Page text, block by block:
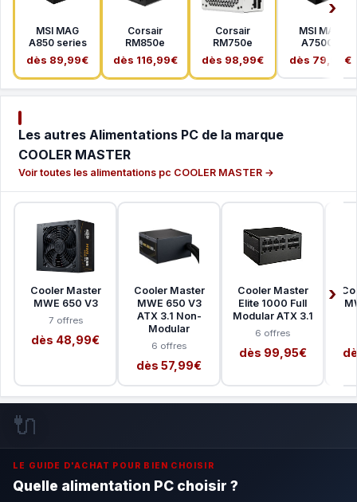
MSI MAG
A850 series
dès 89,99€
Corsair
RM850e
dès 116,99€
Corsair
RM750e
dès 98,99€
MSI MAG
A750GL
dès 79,99€
Les autres Alimentations PC de la marque
COOLER MASTER
Voir toutes les alimentations pc COOLER MASTER →
Cooler Master
MWE 650 V3
7 offres
dès 48,99€
Cooler Master
MWE 650 V3
ATX 3.1 Non-
Modular
6 offres
dès 57,99€
Cooler Master
Elite 1000 Full
Modular ATX 3.1
6 offres
dès 99,95€
🔌
LE GUIDE D'ACHAT POUR BIEN CHOISIR
Quelle alimentation PC choisir ?